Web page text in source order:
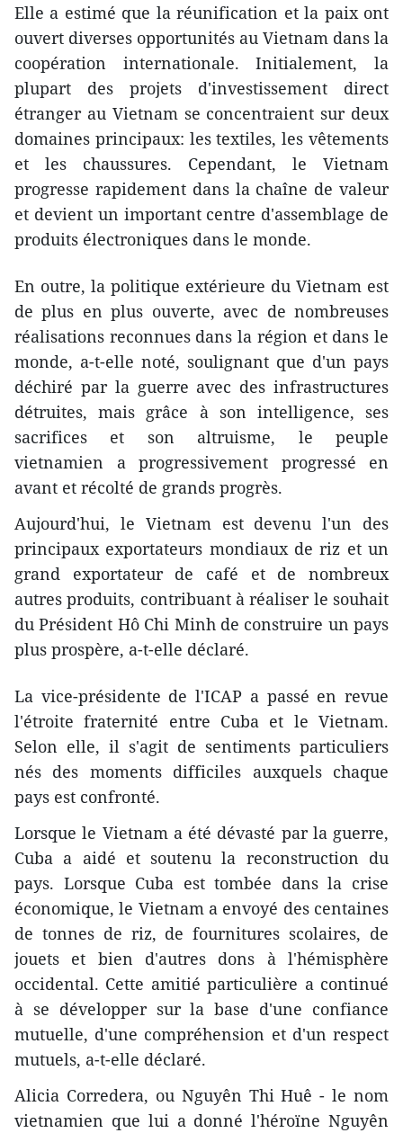
Elle a estimé que la réunification et la paix ont
ouvert diverses opportunités au Vietnam dans la
coopération internationale. Initialement, la
plupart des projets d'investissement direct
étranger au Vietnam se concentraient sur deux
domaines principaux: les textiles, les vêtements
et les chaussures. Cependant, le Vietnam
progresse rapidement dans la chaîne de valeur
et devient un important centre d'assemblage de
produits électroniques dans le monde.
En outre, la politique extérieure du Vietnam est
de plus en plus ouverte, avec de nombreuses
réalisations reconnues dans la région et dans le
monde, a-t-elle noté, soulignant que d'un pays
déchiré par la guerre avec des infrastructures
détruites, mais grâce à son intelligence, ses
sacrifices et son altruisme, le peuple
vietnamien a progressivement progressé en
avant et récolté de grands progrès.
Aujourd'hui, le Vietnam est devenu l'un des
principaux exportateurs mondiaux de riz et un
grand exportateur de café et de nombreux
autres produits, contribuant à réaliser le souhait
du Président Hô Chi Minh de construire un pays
plus prospère, a-t-elle déclaré.
La vice-présidente de l'ICAP a passé en revue
l'étroite fraternité entre Cuba et le Vietnam.
Selon elle, il s'agit de sentiments particuliers
nés des moments difficiles auxquels chaque
pays est confronté.
Lorsque le Vietnam a été dévasté par la guerre,
Cuba a aidé et soutenu la reconstruction du
pays. Lorsque Cuba est tombée dans la crise
économique, le Vietnam a envoyé des centaines
de tonnes de riz, de fournitures scolaires, de
jouets et bien d'autres dons à l'hémisphère
occidental. Cette amitié particulière a continué
à se développer sur la base d'une confiance
mutuelle, d'une compréhension et d'un respect
mutuels, a-t-elle déclaré.
Alicia Corredera, ou Nguyên Thi Huê - le nom
vietnamien que lui a donné l'héroïne Nguyên